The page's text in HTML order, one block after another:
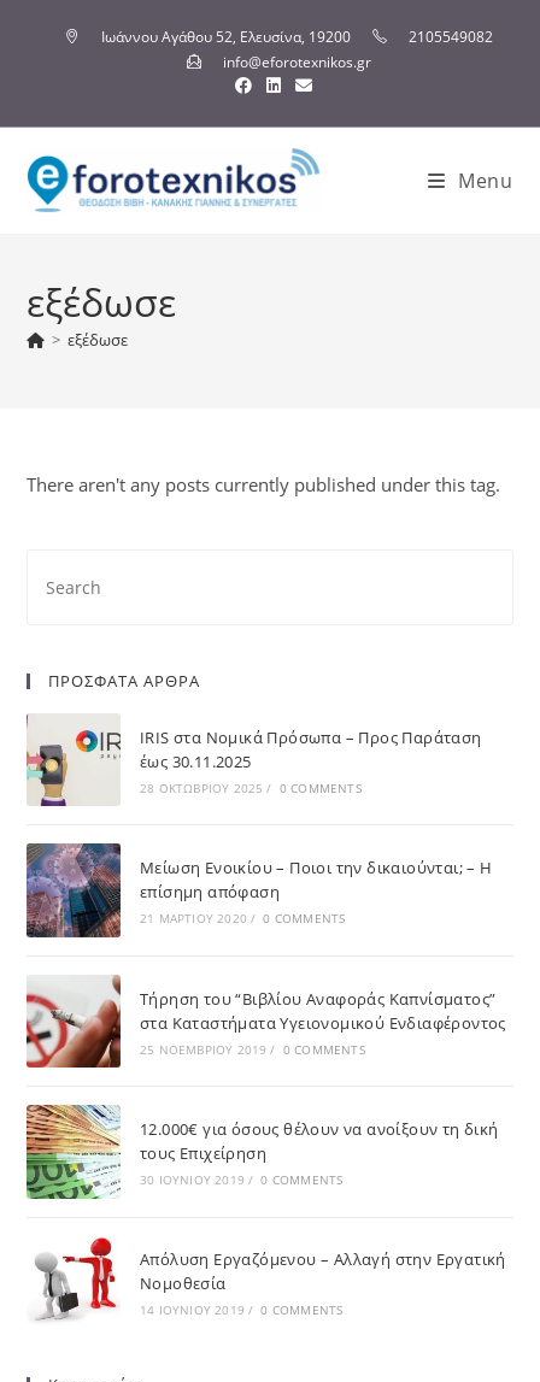
Ιωάννου Αγάθου 52, Ελευσίνα, 19200
2105549082
info@eforotexnikos.gr
Menu
εξέδωσε
> εξέδωσε
There aren't any posts currently published under this tag.
ΠΡΟΣΦΑΤΑ ΑΡΘΡΑ
IRIS στα Νομικά Πρόσωπα – Προς Παράταση
έως 30.11.2025
28 ΟΚΤΩΒΡΊΟΥ 2025 / 0 COMMENTS
Μείωση Ενοικίου – Ποιοι την δικαιούνται; – Η
επίσημη απόφαση
21 ΜΑΡΤΊΟΥ 2020 / 0 COMMENTS
Τήρηση του “Βιβλίου Αναφοράς Καπνίσματος”
στα Καταστήματα Υγειονομικού Ενδιαφέροντος
25 ΝΟΕΜΒΡΊΟΥ 2019 / 0 COMMENTS
12.000€ για όσους θέλουν να ανοίξουν τη δική
τους Επιχείρηση
30 ΙΟΥΝΊΟΥ 2019 / 0 COMMENTS
Απόλυση Εργαζόμενου – Αλλαγή στην Εργατική
Νομοθεσία
14 ΙΟΥΝΊΟΥ 2019 / 0 COMMENTS